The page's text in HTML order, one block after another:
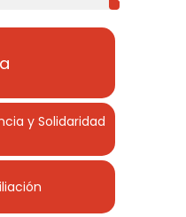
y Solidaridad